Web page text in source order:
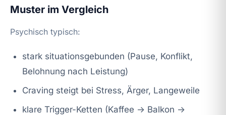
Muster im Vergleich
Psychisch typisch:
stark situationsgebunden (Pause, Konflikt,
Belohnung nach Leistung)
Craving steigt bei Stress, Ärger, Langeweile
klare Trigger-Ketten (Kaffee → Balkon →